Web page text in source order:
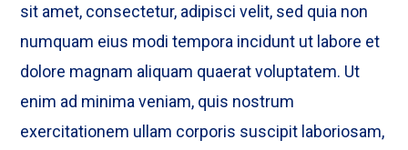
sit amet, consectetur, adipisci velit, sed quia non
numquam eius modi tempora incidunt ut labore et
dolore magnam aliquam quaerat voluptatem. Ut
enim ad minima veniam, quis nostrum
exercitationem ullam corporis suscipit laboriosam,